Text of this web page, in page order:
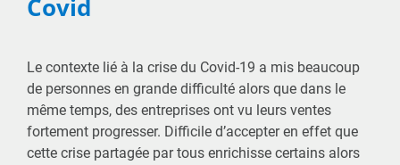
Covid
Le contexte lié à la crise du Covid-19 a mis beaucoup
de personnes en grande difficulté alors que dans le
même temps, des entreprises ont vu leurs ventes
fortement progresser. Difficile d’accepter en effet que
cette crise partagée par tous enrichisse certains alors